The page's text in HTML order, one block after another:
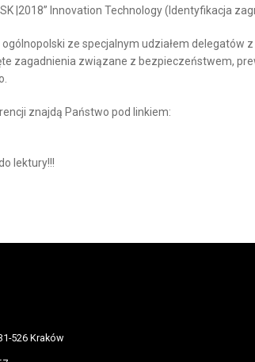
|2018” Innovation Technology (Identyfikacja
ogólnopolski ze specjalnym udziałem delegatów
zagadnienia związane z bezpieczeństwem,
znajdą Państwo pod linkiem:
lektury!!!
526 Kraków